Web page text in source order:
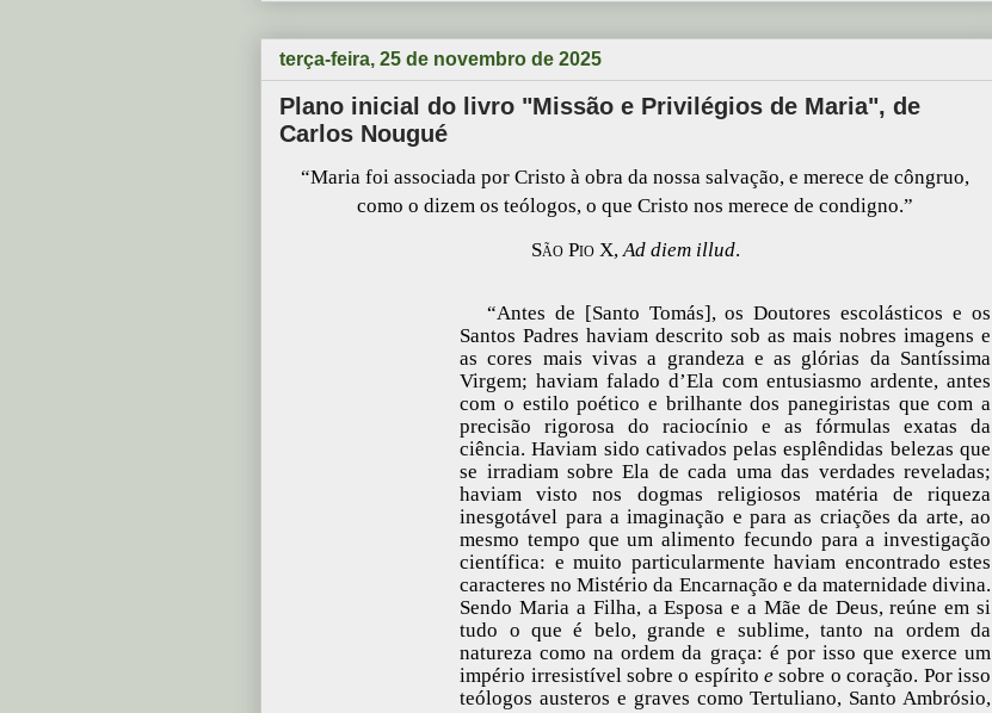
terça-feira, 25 de novembro de 2025
Plano inicial do livro "Missão e Privilégios de Maria", de
Carlos Nougué
“Maria foi associada por Cristo à obra da nossa salvação, e merece de côngruo,
como o dizem os teólogos, o que Cristo nos merece de condigno.”
São Pio X, Ad diem illud.
“Antes de [Santo Tomás], os Doutores escolásticos e os
Santos Padres haviam descrito sob as mais nobres imagens e
as cores mais vivas a grandeza e as glórias da Santíssima
Virgem; haviam falado d’Ela com entusiasmo ardente, antes
com o estilo poético e brilhante dos panegiristas que com a
precisão rigorosa do raciocínio e as fórmulas exatas da
ciência. Haviam sido cativados pelas esplêndidas belezas que
se irradiam sobre Ela de cada uma das verdades reveladas;
haviam visto nos dogmas religiosos matéria de riqueza
inesgotável para a imaginação e para as criações da arte, ao
mesmo tempo que um alimento fecundo para a investigação
científica: e muito particularmente haviam encontrado estes
caracteres no Mistério da Encarnação e da maternidade divina.
Sendo Maria a Filha, a Esposa e a Mãe de Deus, reúne em si
tudo o que é belo, grande e sublime, tanto na ordem da
natureza como na ordem da graça: é por isso que exerce um
império irresistível sobre o espíritoesobre o coração. Por isso
teólogos austeros e graves como Tertuliano, Santo Ambrósio,